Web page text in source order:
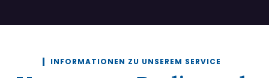
INFORMATIONEN ZU UNSEREM SERVICE